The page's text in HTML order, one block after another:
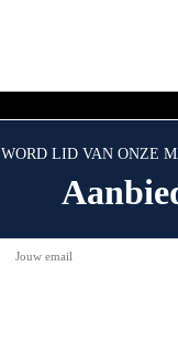
WORD LID VAN ONZE